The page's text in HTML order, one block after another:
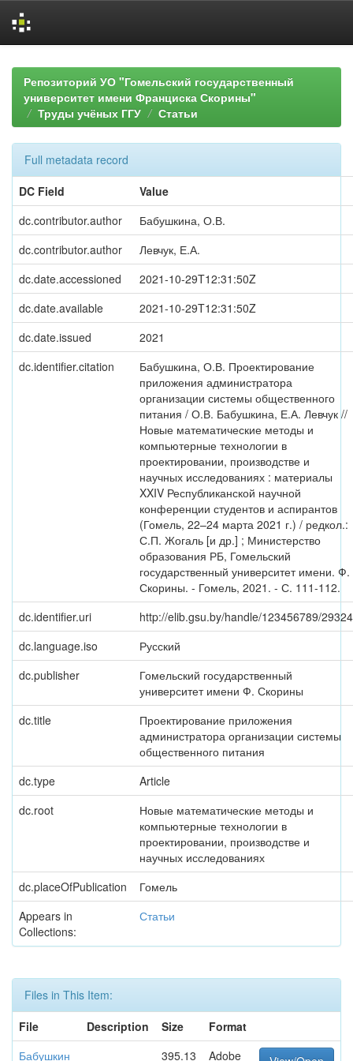
navigationРепозиторий УО "Гомельский государственный
университет имени Франциска Скорины"
Труды учёных ГГУ
Статьи
Full metadata record
DC Field
Value
dc.contributor.author
Бабушкина, О.В.
dc.contributor.author
Левчук, Е.А.
dc.date.accessioned
2021-10-29T12:31:50Z
dc.date.available
2021-10-29T12:31:50Z
dc.date.issued
2021
dc.identifier.citation
Бабушкина, О.В. Проектирование
приложения администратора
организации системы общественного
питания / О.В. Бабушкина, Е.А. Левчук //
Новые математические методы и
компьютерные технологии в
проектировании, производстве и
научных исследованиях : материалы
XXIV Республиканской научной
конференции студентов и аспирантов
(Гомель, 22–24 марта 2021 г.) / редкол.:
С.П. Жогаль [и др.] ; Министерство
образования РБ, Гомельский
государственный университет имени. Ф.
Скорины. - Гомель, 2021. - С. 111-112.
dc.identifier.uri
http://elib.gsu.by/handle/123456789/29324
dc.language.iso
Русский
dc.publisher
Гомельский государственный
университет имени Ф. Скорины
dc.title
Проектирование приложения
администратора организации системы
общественного питания
dc.type
Article
dc.root
Новые математические методы и
компьютерные технологии в
проектировании, производстве и
научных исследованиях
dc.placeOfPublication
Гомель
Appears in
Collections:
Статьи
Files in This Item:
File
Description Size
Format
Бабушкин
395.13
Adobe